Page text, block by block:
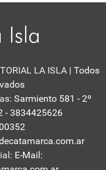
LA ISLA | Todos
Sarmiento 581 - 2º
- 3834425626
E-Mail: